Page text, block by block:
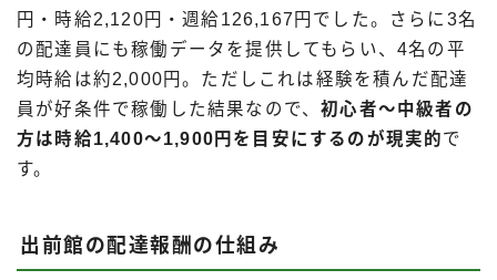
円・時給2,120円・週給126,167円でした。さらに3名
の配達員にも稼働データを提供してもらい、4名の平
均時給は約2,000円。ただしこれは経験を積んだ配達
員が好条件で稼働した結果なので、初心者〜中級者の
方は時給1,400〜1,900円を目安にするのが現実的で
す。
出前館の配達報酬の仕組み